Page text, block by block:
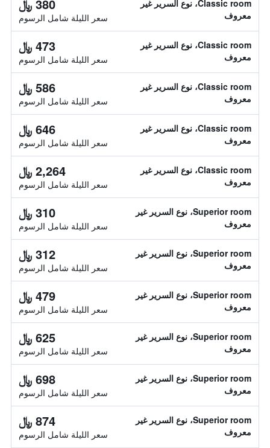
Classic room، نوع السرير غير
معروف
380 ﷼
سعر الليلة شامل الرسوم
Classic room، نوع السرير غير
معروف
473 ﷼
سعر الليلة شامل الرسوم
Classic room، نوع السرير غير
معروف
586 ﷼
سعر الليلة شامل الرسوم
Classic room، نوع السرير غير
معروف
646 ﷼
سعر الليلة شامل الرسوم
Classic room، نوع السرير غير
معروف
2,264 ﷼
سعر الليلة شامل الرسوم
Superior room، نوع السرير غير
معروف
310 ﷼
سعر الليلة شامل الرسوم
Superior room، نوع السرير غير
معروف
312 ﷼
سعر الليلة شامل الرسوم
Superior room، نوع السرير غير
معروف
479 ﷼
سعر الليلة شامل الرسوم
Superior room، نوع السرير غير
معروف
625 ﷼
سعر الليلة شامل الرسوم
Superior room، نوع السرير غير
معروف
698 ﷼
سعر الليلة شامل الرسوم
Superior room، نوع السرير غير
معروف
874 ﷼
سعر الليلة شامل الرسوم